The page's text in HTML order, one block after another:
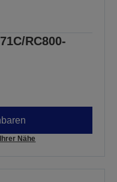
RC800-
Nähe